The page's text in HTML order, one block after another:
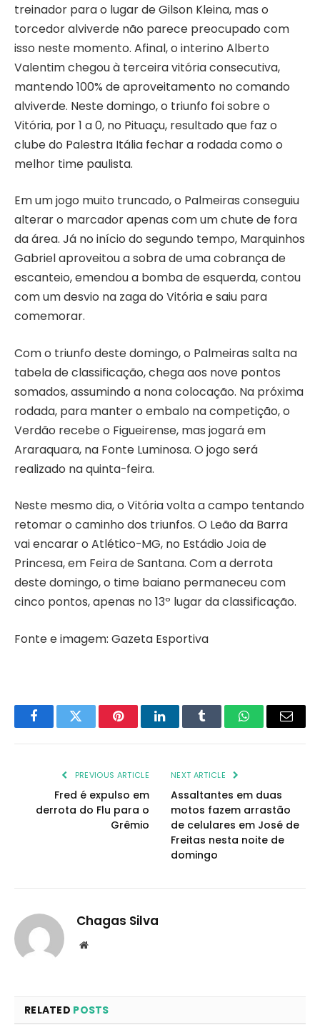
treinador para o lugar de Gilson Kleina, mas o
torcedor alviverde não parece preocupado com
isso neste momento. Afinal, o interino Alberto
Valentim chegou à terceira vitória consecutiva,
mantendo 100% de aproveitamento no comando
alviverde. Neste domingo, o triunfo foi sobre o
Vitória, por 1 a 0, no Pituaçu, resultado que faz o
clube do Palestra Itália fechar a rodada como o
melhor time paulista.
Em um jogo muito truncado, o Palmeiras conseguiu
alterar o marcador apenas com um chute de fora
da área. Já no início do segundo tempo, Marquinhos
Gabriel aproveitou a sobra de uma cobrança de
escanteio, emendou a bomba de esquerda, contou
com um desvio na zaga do Vitória e saiu para
comemorar.
Com o triunfo deste domingo, o Palmeiras salta na
tabela de classificação, chega aos nove pontos
somados, assumindo a nona colocação. Na próxima
rodada, para manter o embalo na competição, o
Verdão recebe o Figueirense, mas jogará em
Araraquara, na Fonte Luminosa. O jogo será
realizado na quinta-feira.
Neste mesmo dia, o Vitória volta a campo tentando
retomar o caminho dos triunfos. O Leão da Barra
vai encarar o Atlético-MG, no Estádio Joia de
Princesa, em Feira de Santana. Com a derrota
deste domingo, o time baiano permaneceu com
cinco pontos, apenas no 13º lugar da classificação.
Fonte e imagem: Gazeta Esportiva
FacebookTwitter PinterestLinkedInTumblr WhatsAppEmail
PREVIOUS ARTICLE
Fred é expulso em
derrota do Flu para o
Grêmio
NEXT ARTICLE
Assaltantes em duas
motos fazem arrastão
de celulares em José de
Freitas nesta noite de
domingo
Chagas Silva
Website
RELATED POSTS